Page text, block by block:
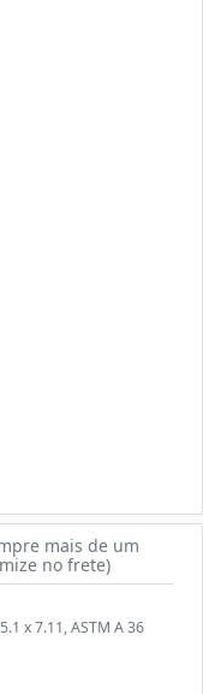
mais de um
no frete)
x 7.11, ASTM A 36